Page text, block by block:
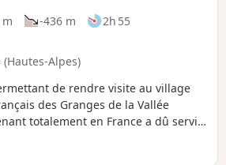
m -436 m
2h 55
Alpes)
de rendre visite au village
des Granges de la Vallée
totalement en France a dû servir